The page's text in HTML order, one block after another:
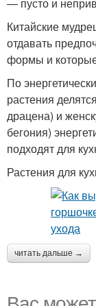
Китайские
отдавать
формы и
По
растения
драцена) и
бегония)
подходят для
Растения для
читать дальше →